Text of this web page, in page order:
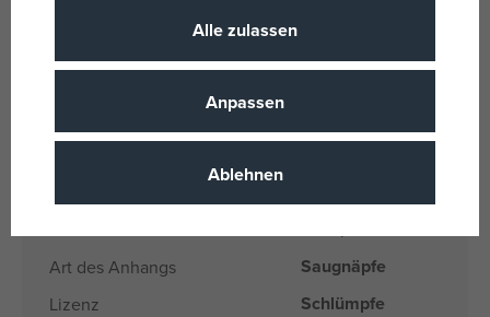
Material: Elastomer, Polypropylen
Art des Anhangs Saugnäpfe
Lizenz Schlümpfe
Alle zulassen
Anpassen
Ablehnen